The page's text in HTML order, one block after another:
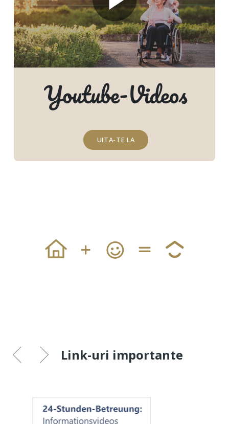
Youtube-Videos
UITA-TE LA
Link-uri importante